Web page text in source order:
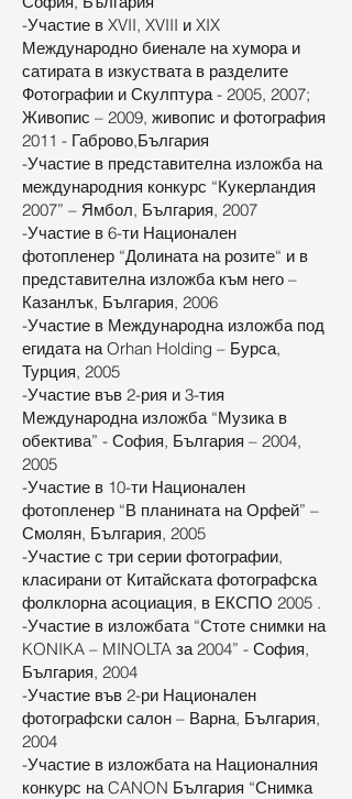
-Участие в XVII, XVIII и XIX
Международно биенале на хумора и
сатирата в изкуствата в разделите
Фотографии и Скулптура - 2005, 2007;
Живопис – 2009, живопис и фотография
2011 - Габрово,България
-Участие в представителна изложба на
международния конкурс “Кукерландия
2007” – Ямбол, България, 2007
-Участие в 6-ти Национален
фотопленер “Долината на розите“ и в
представителна изложба към него –
Казанлък, България, 2006
-Участие в Международна изложба под
егидата на Orhan Holding – Бурса,
Турция, 2005
-Участие във 2-рия и 3-тия
Международна изложба “Музика в
обектива” - София, България – 2004,
2005
-Участие в 10-ти Национален
фотопленер “В планината на Орфей” –
Смолян, България, 2005
-Участие с три серии фотографии,
класирани от Китайската фотографска
фолклорна асоциация, в ЕКСПО 2005 .
-Участие в изложбата “Стоте снимки на
KONIKA – MINOLTA за 2004” - София,
България, 2004
-Участие във 2-ри Национален
фотографски салон – Варна, България,
2004
-Участие в изложбата на Националния
конкурс на CANON България “Снимка